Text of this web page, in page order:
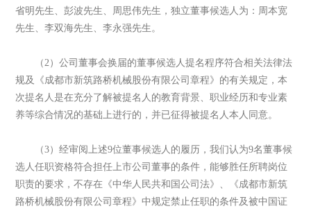
省明先生、彭波先生、周思伟先生，独立董事候选人为：周本宽
先生、李双海先生、李永强先生。
（2）公司董事会换届的董事候选人提名程序符合相关法律法
规及《成都市新筑路桥机械股份有限公司章程》的有关规定，本
次提名人是在充分了解被提名人的教育背景、职业经历和专业素
养等综合情况的基础上进行的，并已征得被提名人本人同意。
（3）经审阅上述9位董事候选人的履历，我们认为9名董事候
选人任职资格符合担任上市公司董事的条件，能够胜任所聘岗位
职责的要求，不存在《中华人民共和国公司法》、《成都市新筑
路桥机械股份有限公司章程》中规定禁止任职的条件及被中国证